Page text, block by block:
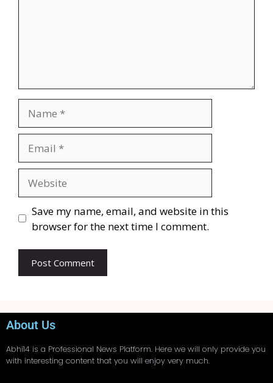
Save my name, email, and website in this
browser for the next time I comment.
About Us
Abhi14 is a Professional News Platform. Here we will only provide you
with interesting content that you will enjoy very much.